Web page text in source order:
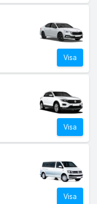
Visa
Visa
Visa